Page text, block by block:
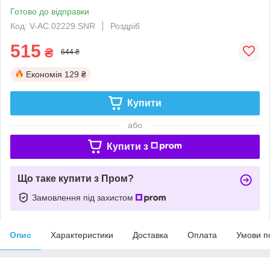
Готово до відправки
Код: V-AC.02229.SNR
Роздріб
515 ₴ 644 ₴
Економія 129 ₴
Купити
або
Купити з
Що таке купити з Пром?
Замовлення під захистом
Опис Характеристики Доставка Оплата Умови